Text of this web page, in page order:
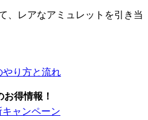
、レアなアミュレットを引き当
やり方と流れ
得情報！
キャンペーン